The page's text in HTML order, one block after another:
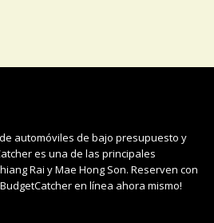
automóviles de bajo presupuesto y
es una de las principales
Rai y Mae Hong Son. Reserven con
en línea ahora mismo!